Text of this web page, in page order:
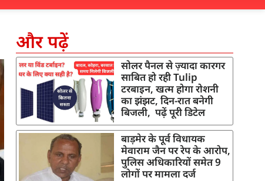
और पढ़ें
सोलर पैनल से ज़्यादा कारगर
साबित हो रही Tulip
टरबाइन, खत्म होगा रोशनी
का झंझट, दिन-रात बनेगी
बिजली, पढ़ें पूरी डिटेल
बाड़मेर के पूर्व विधायक
मेवाराम जैन पर रेप के आरोप,
पुलिस अधिकारियों समेत 9
लोगों पर मामला दर्ज